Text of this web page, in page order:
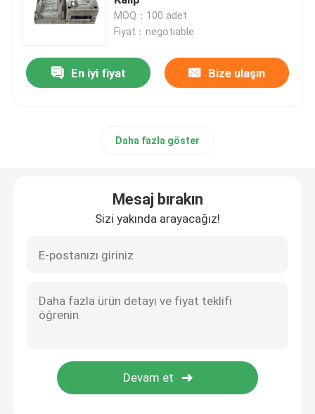
Hassas Donanım Parçaları
Pres Döküm Parçalar
Silikon Enjeksiyon Kalıbı
Telekomünikasyon Parçaları
Plastik Enjeksiyon Kalıplama Tıbbi Parçalar
Elektronik Yedek Parça
MOQ：100 adet
Fiyat：negotiable
En iyi fiyat Bize ulaşın
Daha fazla göster
Mesaj bırakın
Sizi yakında arayacağız!